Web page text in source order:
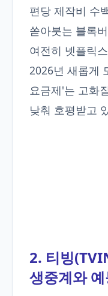
편당 제작비 수
쏟아붓는 블록
여전히 넷플릭
2026년 새롭게
요금제'는 고화
낮춰 호평받고
2. 티빙
생중계와